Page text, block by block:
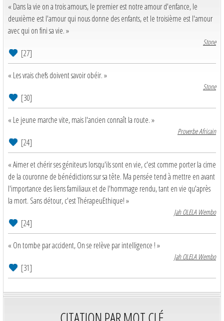
« Dans la vie on a trois amours, le premier est notre amour d'enfance, le
deuxième est l'amour qui nous donne des enfants, et le troisième est l'amour
avec qui on fini sa vie. »
Stone
[27]
« Les vrais chefs doivent savoir obéir. »
Stone
[30]
« Le jeune marche vite, mais l'ancien connaît la route. »
Proverbe Africain
[24]
« Aimer et chérir ses géniteurs lorsqu'ils sont en vie, c'est comme porter la cime
de la couronne de bénédictions sur sa tête. Ma pensée tend à mettre en avant
l'importance des liens familiaux et de l'hommage rendu, tant en vie qu'après
la mort. Sans détour, c'est ThérapeuEthique! »
Jah OLELA Wembo
[24]
« On tombe par accident, On se relève par intelligence ! »
Jah OLELA Wembo
[31]